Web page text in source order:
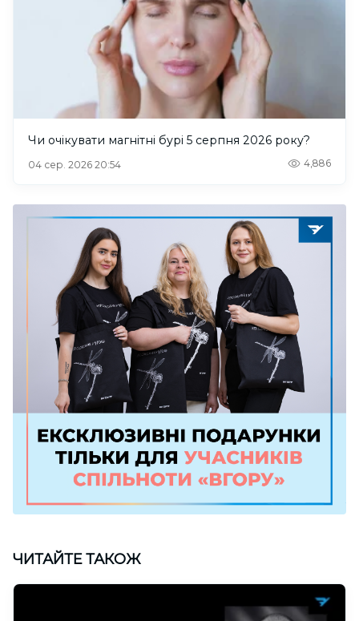
Чи очікувати магнітні бурі 5 серпня 2026 року?
04 сер. 2026 20:54 4,886
ЧИТАЙТЕ ТАКОЖ